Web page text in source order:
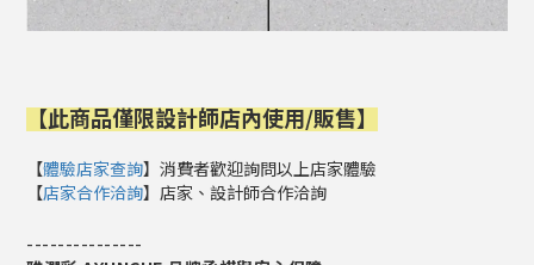
【此商品僅限設計師店內使用/販售】
【體驗店家查詢】消費者歡迎詢問以上店家體驗
【店家合作洽詢】店家、設計師合作洽詢
---------------